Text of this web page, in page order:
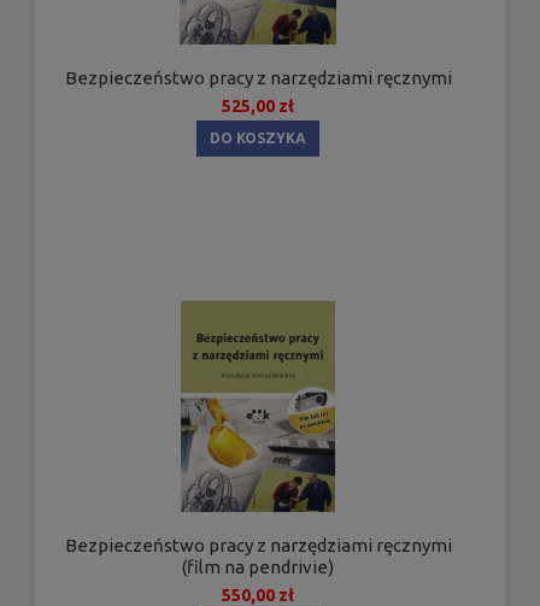
Bezpieczeństwo pracy z narzędziami ręcznymi
525,00 zł
DO KOSZYKA
Bezpieczeństwo pracy z narzędziami ręcznymi
(film na pendrivie)
550,00 zł